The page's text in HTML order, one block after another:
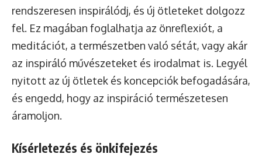
rendszeresen inspirálódj, és új ötleteket dolgozz
fel. Ez magában foglalhatja az önreflexiót, a
meditációt, a természetben való sétát, vagy akár
az inspiráló művészeteket és irodalmat is. Legyél
nyitott az új ötletek és koncepciók befogadására,
és engedd, hogy az inspiráció természetesen
áramoljon.
Kísérletezés és önkifejezés